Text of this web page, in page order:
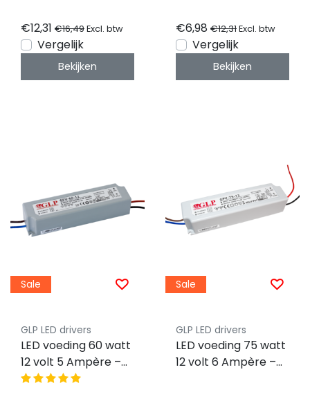
€12,31 €16,49Excl. btw
Vergelijk
Bekijken
€6,98 €12,31Excl. btw
Vergelijk
Bekijken
Sale
GLP LED drivers
LED voeding 60 watt
12 volt 5 Ampère –
IP67 waterdicht –
Sale
GLP LED drivers
LED voeding 75 watt
12 volt 6 Ampère –